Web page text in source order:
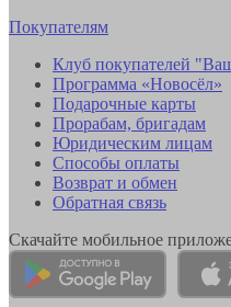
Покупателям
Клуб покупателей
Программа «Новосёл»
Подарочные карты
Прорабам, бригадам
Юридическим лицам
Способы оплаты
Возврат и обмен
Обратная связь
Скачайте мобильное